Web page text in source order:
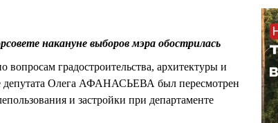
накануне выборов мэра обострилась
вопросам градостроительства, архитектуры и
депутата Олега АФАНАСЬЕВА был пересмотрен
и застройки при департаменте